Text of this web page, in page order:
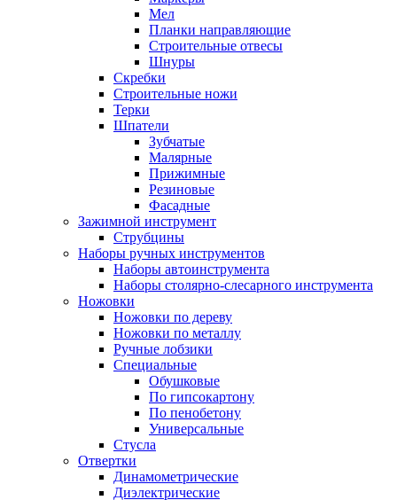
Мел
Планки направляющие
Строительные отвесы
Шнуры
Скребки
Строительные ножи
Терки
Шпатели
Зубчатые
Малярные
Прижимные
Резиновые
Фасадные
Зажимной инструмент
Струбцины
Наборы ручных инструментов
Наборы автоинструмента
Наборы столярно-слесарного инструмента
Ножовки
Ножовки по дереву
Ножовки по металлу
Ручные лобзики
Специальные
Обушковые
По гипсокартону
По пенобетону
Универсальные
Стусла
Отвертки
Динамометрические
Диэлектрические